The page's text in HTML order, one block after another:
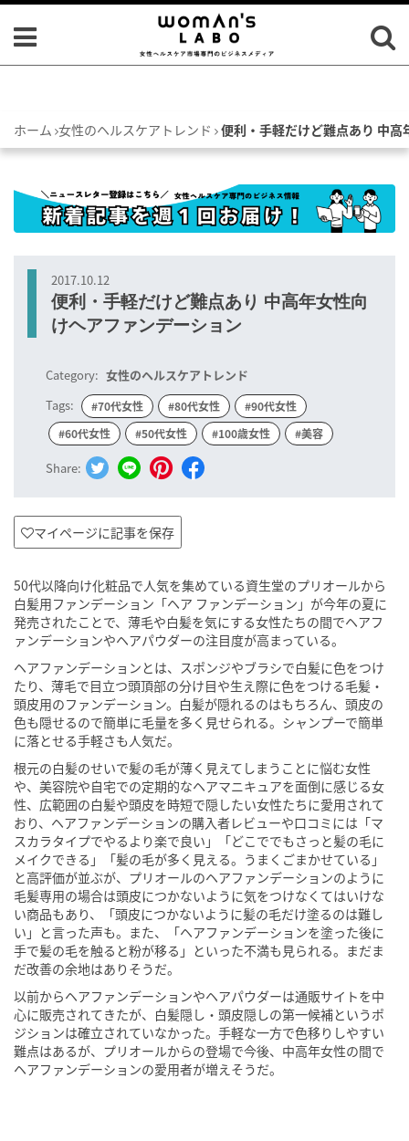
ホーム 女性のヘルスケアトレンド 便利・手軽だけど難点あり 中
2017.10.12
便利・手軽だけど難点あり 中高年女性向
けヘアファンデーション
Category: 女性のヘルスケアトレンド
Tags:
#70代女性 #80代女性
#90代女性
#60代女性
#50代女性 #100歳女性 #美容
Share:
マイページに記事を保存
50代以降向け化粧品で人気を集めている資生堂のプリオールから
白髪用ファンデーション「ヘア ファンデーション」が今年の夏に
発売されたことで、薄毛や白髪を気にする女性たちの間でヘアフ
ァンデーションやヘアパウダーの注目度が高まっている。
ヘアファンデーションとは、スポンジやブラシで白髪に色をつけ
たり、薄毛で目立つ頭頂部の分け目や生え際に色をつける毛髪・
頭皮用のファンデーション。白髪が隠れるのはもちろん、頭皮の
色も隠せるので簡単に毛量を多く見せられる。シャンプーで簡単
に落とせる手軽さも人気だ。
根元の白髪のせいで髪の毛が薄く見えてしまうことに悩む女性
や、美容院や自宅での定期的なヘアマニキュアを面倒に感じる女
性、広範囲の白髪や頭皮を時短で隠したい女性たちに愛用されて
おり、ヘアファンデーションの購入者レビューや口コミには「マ
スカラタイプでやるより楽で良い」「どこででもさっと髪の毛に
メイクできる」「髪の毛が多く見える。うまくごまかせている」
と高評価が並ぶが、プリオールのヘアファンデーションのように
毛髪専用の場合は頭皮につかないように気をつけなくてはいけな
い商品もあり、「頭皮につかないように髪の毛だけ塗るのは難し
い」と言った声も。また、「ヘアファンデーションを塗った後に
手で髪の毛を触ると粉が移る」といった不満も見られる。まだま
だ改善の余地はありそうだ。
以前からヘアファンデーションやヘアパウダーは通販サイトを中
心に販売されてきたが、白髪隠し・頭皮隠しの第一候補というポ
ジションは確立されていなかった。手軽な一方で色移りしやすい
難点はあるが、プリオールからの登場で今後、中高年女性の間で
ヘアファンデーションの愛用者が増えそうだ。